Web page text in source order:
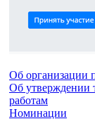
Об организации
Об утверждении
работам
Номинации